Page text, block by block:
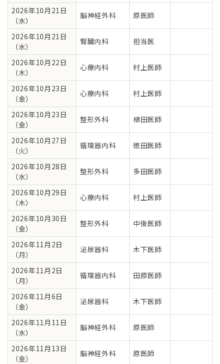
2026年10月21日
（水）
脳神経外科 原医師
2026年10月21日
（水）
腎臓内科 担当医
2026年10月22日
（木）
心療内科 村上医師
2026年10月23日
（金）
心療内科 村上医師
2026年10月23日
（金）
整形外科 植田医師
2026年10月27日
（火）
循環器内科 徳田医師
2026年10月28日
（水）
整形外科 多田医師
2026年10月29日
（木）
心療内科 村上医師
2026年10月30日
（金）
整形外科 中後医師
2026年11月2日
（月）
泌尿器科 木下医師
2026年11月2日
（月）
循環器内科 田原医師
2026年11月6日
（金）
泌尿器科 木下医師
2026年11月11日
（水）
脳神経外科 原医師
2026年11月13日
（金）
脳神経外科 原医師